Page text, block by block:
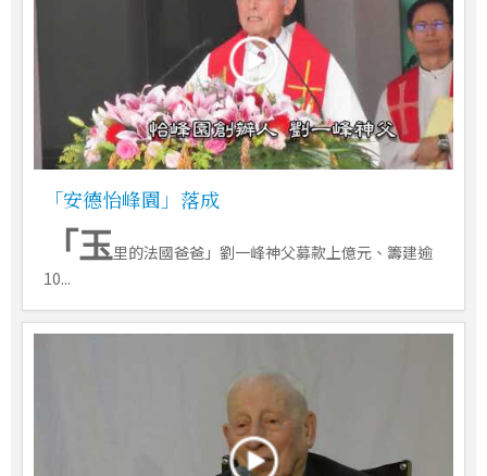
「安德怡峰園」落成
「玉里的法國爸爸」劉一峰神父募款上億元、籌建逾
10...